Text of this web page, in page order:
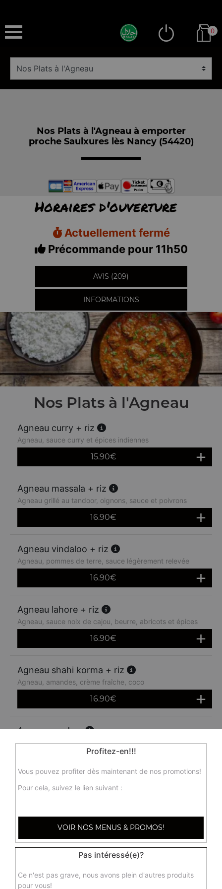
0
Nos Plats à l'Agneau à emporter
proche Saulxures lès Nancy (54420)
Horaires d'ouverture
Actuellement fermé
Précommande pour 11h50
AVIS (209)
INFORMATIONS
Nos Plats à l'Agneau
Agneau curry + riz
Agneau, sauce curry et épices indiennes
15.90€
Agneau massala + riz
Agneau grillé au tandoor, oignons, sauce et poivrons
16.90€
Agneau vindaloo + riz
Agneau, pommes de terre, sauce légèrement relevée
16.90€
Agneau lahore + riz
Agneau, sauce noix de cajou, beurre, abricots et épices
16.90€
Agneau shahi korma + riz
Agneau, amandes, crème fraîche, coco
16.90€
Agneau madras
Agneau madras, agneau, sauce moyennement épicée
Profitez-en!!!
Vous pouvez profiter dès maintenant de nos promotions!
Pour cela, suivez le lien suivant :
VOIR NOS MENUS & PROMOS!
Pas intéressé(e)?
Ce n'est pas grave, nous avons plein d'autres produits
pour vous!